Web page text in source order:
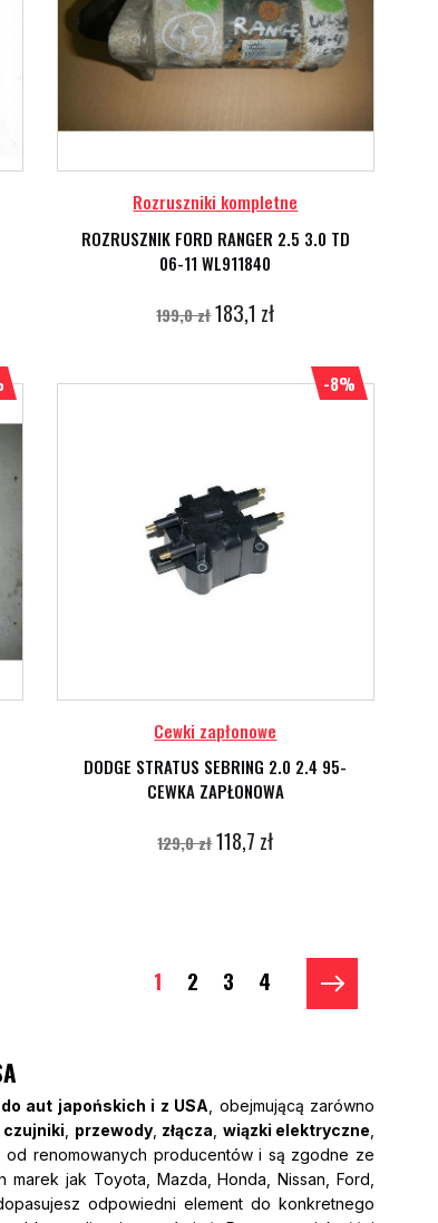
Rozruszniki kompletne
ROZRUSZNIK FORD RANGER 2.5 3.0 TD
06-11 WL911840
199,0 zł183,1 zł
Cewki zapłonowe
DODGE STRATUS SEBRING 2.0 2.4 95-
CEWKA ZAPŁONOWA
129,0 zł118,7 zł
-8%
1 2 3 4
aut japońskich i z USA , obejmującą zarówno
czujniki przewody, złącza wiązki elektryczne
od renomowanych producentów i są zgodne ze
jak Toyota, Mazda, Honda, Nissan, Ford,
odpowiedni element do konkretnego